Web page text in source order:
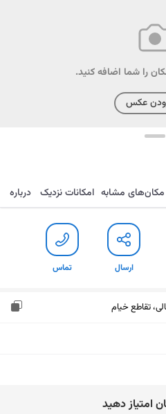
را شما اضافه کنید.
عکس
ارسال تماس مکان‌های مشابه امکانات نزدیک درباره
ارسال تماس
تقاطع خیام
اﻣﺘﯿﺎز دﻫﯿﺪ